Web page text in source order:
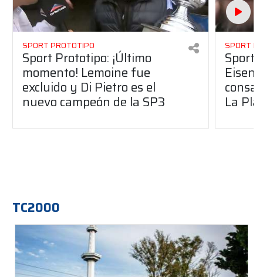
SPORT PROTOTIPO
Sport Prototipo: ¡Último
momento! Lemoine fue
excluido y Di Pietro es el
nuevo campeón de la SP3
SPORT
Sport
La
TC2000